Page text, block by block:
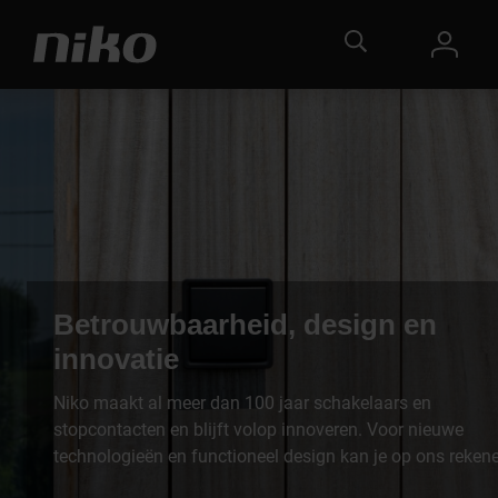
Betrouwbaarheid, design en
innovatie
Niko maakt al meer dan 100 jaar schakelaars en
stopcontacten en blijft volop innoveren. Voor nieuwe
technologieën en functioneel design kan je op ons